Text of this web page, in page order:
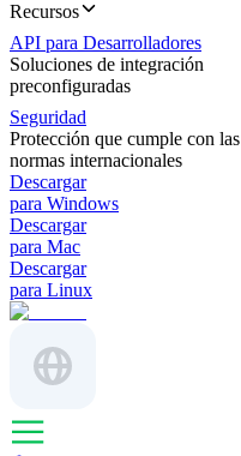
Recursos
API para Desarrolladores
Soluciones de integración
preconfiguradas
Seguridad
Protección que cumple con las
normas internacionales
Descargar
para Windows
Descargar
para Mac
Descargar
para Linux